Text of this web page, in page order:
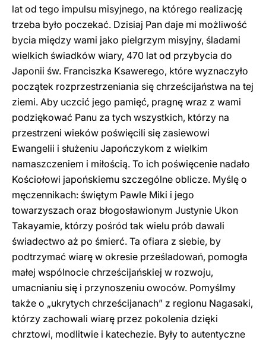
lat od tego impulsu misyjnego, na którego realizację
trzeba było poczekać. Dzisiaj Pan daje mi możliwość
bycia między wami jako pielgrzym misyjny, śladami
wielkich świadków wiary, 470 lat od przybycia do
Japonii św. Franciszka Ksawerego, które wyznaczyło
początek rozprzestrzeniania się chrześcijaństwa na tej
ziemi. Aby uczcić jego pamięć, pragnę wraz z wami
podziękować Panu za tych wszystkich, którzy na
przestrzeni wieków poświęcili się zasiewowi
Ewangelii i służeniu Japończykom z wielkim
namaszczeniem i miłością. To ich poświęcenie nadało
Kościołowi japońskiemu szczególne oblicze. Myślę o
męczennikach: świętym Pawle Miki i jego
towarzyszach oraz błogosławionym Justynie Ukon
Takayamie, którzy pośród tak wielu prób dawali
świadectwo aż po śmierć. Ta ofiara z siebie, by
podtrzymać wiarę w okresie prześladowań, pomogła
małej wspólnocie chrześcijańskiej w rozwoju,
umacnianiu się i przynoszeniu owoców. Pomyślmy
także o „ukrytych chrześcijanach” z regionu Nagasaki,
którzy zachowali wiarę przez pokolenia dzięki
chrztowi, modlitwie i katechezie. Były to autentyczne